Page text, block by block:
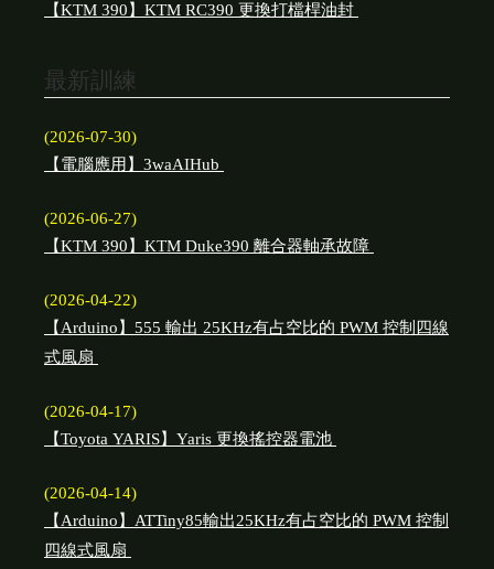
【KTM 390】KTM RC390 更換打檔桿油封
最新訓練
(2026-07-30)
【電腦應用】3waAIHub
(2026-06-27)
【KTM 390】KTM Duke390 離合器軸承故障
(2026-04-22)
【Arduino】555 輸出 25KHz有占空比的 PWM 控制四線
式風扇
(2026-04-17)
【Toyota YARIS】Yaris 更換搖控器電池
(2026-04-14)
【Arduino】ATTiny85輸出25KHz有占空比的 PWM 控制
四線式風扇